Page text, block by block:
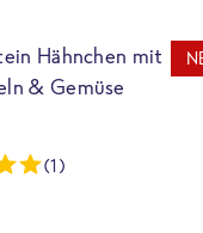
Hähnchen mit
& Gemüse
(1)